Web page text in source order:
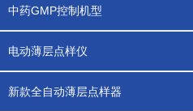
中药GMP控制机型
电动薄层点样仪
新款全自动薄层点样器